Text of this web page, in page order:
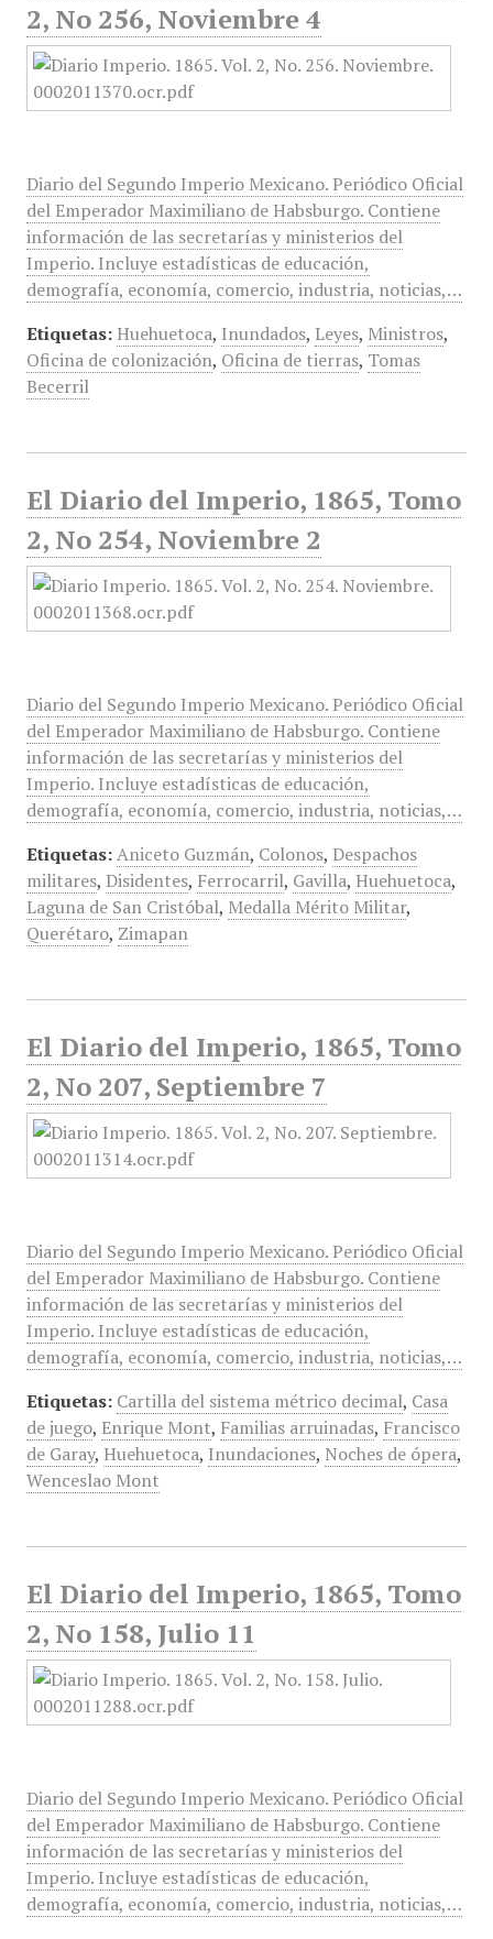
2, No 256, Noviembre 4
Diario del Segundo Imperio Mexicano. Periódico Oficial
del Emperador Maximiliano de Habsburgo. Contiene
información de las secretarías y ministerios del
Imperio. Incluye estadísticas de educación,
demografía, economía, comercio, industria, noticias,…
Etiquetas: Huehuetoca, Inundados, Leyes, Ministros,
Oficina de colonización, Oficina de tierras, Tomas
Becerril
El Diario del Imperio, 1865, Tomo
2, No 254, Noviembre 2
Diario del Segundo Imperio Mexicano. Periódico Oficial
del Emperador Maximiliano de Habsburgo. Contiene
información de las secretarías y ministerios del
Imperio. Incluye estadísticas de educación,
demografía, economía, comercio, industria, noticias,…
Etiquetas: Aniceto Guzmán, Colonos, Despachos
militares, Disidentes, Ferrocarril, Gavilla, Huehuetoca,
Laguna de San Cristóbal, Medalla Mérito Militar,
Querétaro, Zimapan
El Diario del Imperio, 1865, Tomo
2, No 207, Septiembre 7
Diario del Segundo Imperio Mexicano. Periódico Oficial
del Emperador Maximiliano de Habsburgo. Contiene
información de las secretarías y ministerios del
Imperio. Incluye estadísticas de educación,
demografía, economía, comercio, industria, noticias,…
Etiquetas: Cartilla del sistema métrico decimal, Casa
de juego, Enrique Mont, Familias arruinadas, Francisco
de Garay, Huehuetoca, Inundaciones, Noches de ópera,
Wenceslao Mont
El Diario del Imperio, 1865, Tomo
2, No 158, Julio 11
Diario del Segundo Imperio Mexicano. Periódico Oficial
del Emperador Maximiliano de Habsburgo. Contiene
información de las secretarías y ministerios del
Imperio. Incluye estadísticas de educación,
demografía, economía, comercio, industria, noticias,…